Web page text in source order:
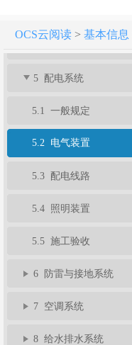
OCS云阅读> 基本信息
5 配电系统
5.1 一般规定
5.2 电气装置
5.3 配电线路
5.4 照明装置
5.5 施工验收
6 防雷与接地系统
7 空调系统
8 给水排水系统